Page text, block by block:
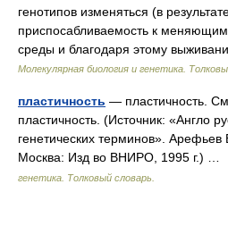
генотипов изменяться (в
приспосабливаемость к
среды и благодаря этому
Молекулярная биология и генетика.
пластичность — пластичность.
пластичность. (Источник: «Англо
генетических терминов». Арефьев
Москва: Изд во ВНИРО, 1995 г.) …
генетика. Толковый словарь.